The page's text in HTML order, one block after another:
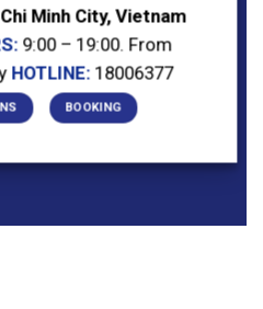
Minh City, Vietnam
9:00 – 19:00. From
HOTLINE: 18006377
BOOKING